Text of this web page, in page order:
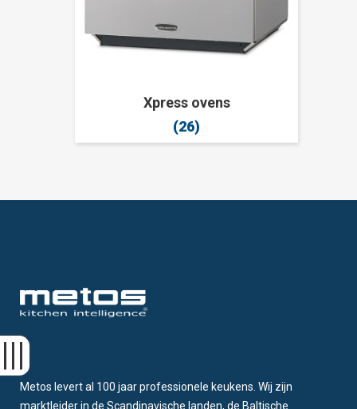
Xpress ovens
(26)
Metos levert al 100 jaar professionele keukens. Wij zijn
marktleider in de Scandinavische landen, de Baltische